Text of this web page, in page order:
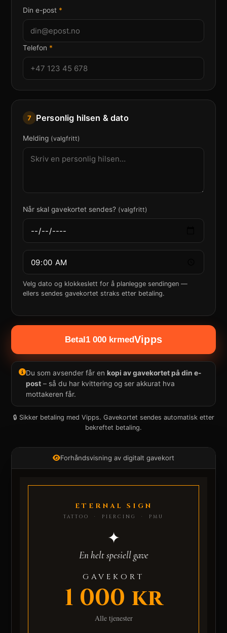
Forhåndsvisning av digitalt gavekort
ETERNAL SIGN
TATTOO · PIERCING · PMU
✦
En helt spesiell gave
GAVEKORT
1 000 kr
Alle tjenester
Din e-post *
Telefon *
7 Personlig hilsen & dato
Melding (valgfritt)
Når skal gavekortet sendes? (valgfritt)
Velg dato og klokkeslett for å planlegge sendingen —
ellers sendes gavekortet straks etter betaling.
Betal1 000 krmedVipps
Du som avsender får en kopi av gavekortet på din e-
post – så du har kvittering og ser akkurat hva
mottakeren får.
🔒 Sikker betaling med Vipps. Gavekortet sendes automatisk etter
bekreftet betaling.